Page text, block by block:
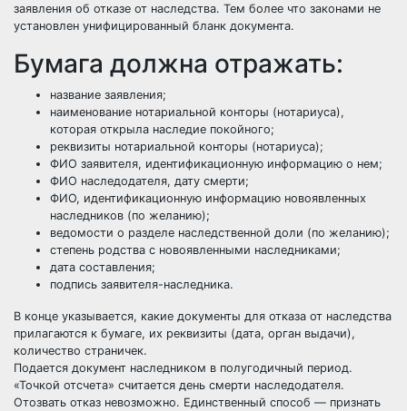
заявления об отказе от наследства. Тем более что законами не
установлен унифицированный бланк документа.
Бумага должна отражать:
название заявления;
наименование нотариальной конторы (нотариуса),
которая открыла наследие покойного;
реквизиты нотариальной конторы (нотариуса);
ФИО заявителя, идентификационную информацию о нем;
ФИО наследодателя, дату смерти;
ФИО, идентификационную информацию новоявленных
наследников (по желанию);
ведомости о разделе наследственной доли (по желанию);
степень родства с новоявленными наследниками;
дата составления;
подпись заявителя-наследника.
В конце указывается, какие документы для отказа от наследства
прилагаются к бумаге, их реквизиты (дата, орган выдачи),
количество страничек.
Подается документ наследником в полугодичный период.
«Точкой отсчета» считается день смерти наследодателя.
Отозвать отказ невозможно. Единственный способ — признать